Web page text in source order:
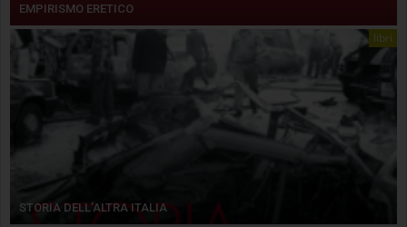
EMPIRISMO ERETICO
libri
STORIA DELL’ALTRA ITALIA